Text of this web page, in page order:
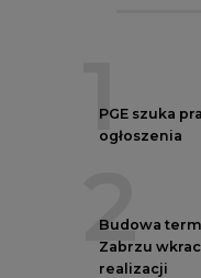
1
PGE szuka
ogłoszenia
2
Budowa
Zabrzu
realizacji